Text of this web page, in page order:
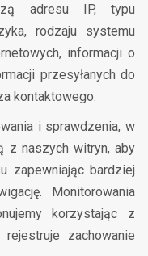
adresu IP, typu
rodzaju systemu
informacji o
przesyłanych do
kontaktowego.
i sprawdzenia, w
z naszych witryn, aby
zapewniając bardziej
Monitorowania
korzystając z
zachowanie